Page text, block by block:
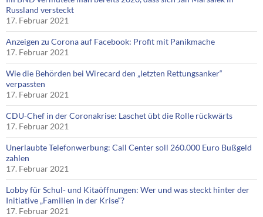
Russland versteckt
17. Februar 2021
Anzeigen zu Corona auf Facebook: Profit mit Panikmache
17. Februar 2021
Wie die Behörden bei Wirecard den „letzten Rettungsanker“
verpassten
17. Februar 2021
CDU-Chef in der Coronakrise: Laschet übt die Rolle rückwärts
17. Februar 2021
Unerlaubte Telefonwerbung: Call Center soll 260.000 Euro Bußgeld
zahlen
17. Februar 2021
Lobby für Schul- und Kitaöffnungen: Wer und was steckt hinter der
Initiative „Familien in der Krise“?
17. Februar 2021